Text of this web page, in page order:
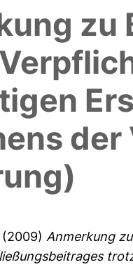
zu
(2009)Anmerkung